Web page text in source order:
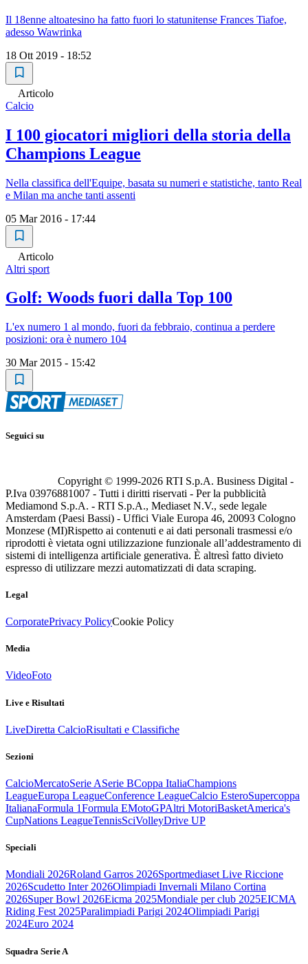
Il 18enne altoatesino ha fatto fuori lo statunitense Frances Tiafoe,
adesso Wawrinka
18 Ott 2019 - 18:52
Articolo
Calcio
I 100 giocatori migliori della storia della
Champions League
Nella classifica dell'Equipe, basata su numeri e statistiche, tanto Real
e Milan ma anche tanti assenti
05 Mar 2016 - 17:44
Articolo
Altri sport
Golf: Woods fuori dalla Top 100
L'ex numero 1 al mondo, fuori da febbraio, continua a perdere
posizioni: ora è numero 104
30 Mar 2015 - 15:42
Seguici su
Copyright © 1999-2026 RTI S.p.A. Business Digital -
P.Iva 03976881007 - Tutti i diritti riservati - Per la pubblicità
Mediamond S.p.A. - RTI S.p.A., Mediaset N.V., sede legale
Amsterdam (Paesi Bassi) - Uffici Viale Europa 46, 20093 Cologno
Monzese (MI)Rispetto ai contenuti e ai dati personali trasmessi e/o
riprodotti è vietata ogni utilizzazione funzionale all’addestramento di
sistemi di intelligenza artificiale generativa. È altresì fatto divieto
espresso di utilizzare mezzi automatizzati di data scraping.
Legal
CorporatePrivacy PolicyCookie Policy
Media
VideoFoto
Live e Risultati
LiveDiretta CalcioRisultati e Classifiche
Sezioni
CalcioMercatoSerie ASerie BCoppa ItaliaChampions
LeagueEuropa LeagueConference LeagueCalcio EsteroSupercoppa
ItalianaFormula 1Formula EMotoGPAltri MotoriBasketAmerica's
CupNations LeagueTennisSciVolleyDrive UP
Speciali
Mondiali 2026Roland Garros 2026Sportmediaset Live Riccione
2026Scudetto Inter 2026Olimpiadi Invernali Milano Cortina
2026Super Bowl 2026Eicma 2025Mondiale per club 2025EICMA
Riding Fest 2025Paralimpiadi Parigi 2024Olimpiadi Parigi
2024Euro 2024
Squadra Serie A